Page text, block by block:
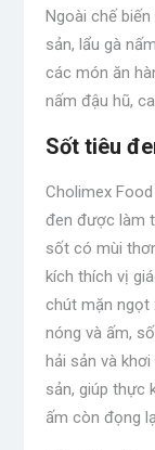
Ngoài chế
sản, lẩu gà
các món ăn
nấm đậu hũ,
Sốt tiêu
Cholimex
đen được làm
sốt có mùi
kích thích vị
chút mặn ngọt
nóng và ấm,
hải sản và
sản, giúp thực
ấm còn đọng